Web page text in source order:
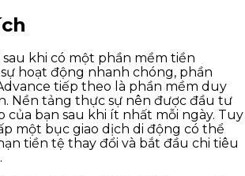
khi có một phần mềm tiền
hoạt động nhanh chóng, phần
tiếp theo là phần mềm duy
Nền tảng thực sự nên được đầu tư
của bạn sau khi ít nhất mỗi ngày. Tuy
một bục giao dịch di động có thể
tiền tệ thay đổi và bắt đầu chi tiêu